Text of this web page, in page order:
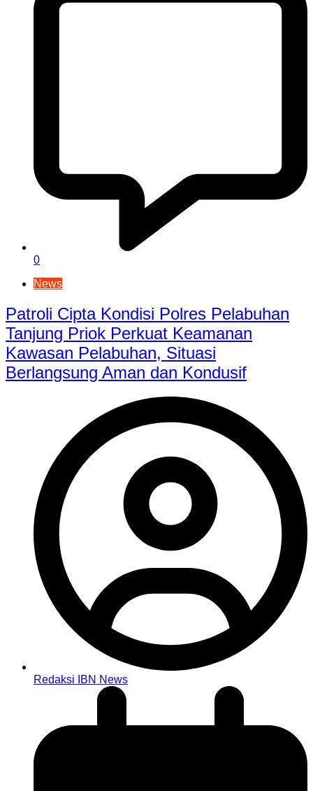
0
News
Patroli Cipta Kondisi Polres Pelabuhan
Tanjung Priok Perkuat Keamanan
Kawasan Pelabuhan, Situasi
Berlangsung Aman dan Kondusif
Redaksi IBN News